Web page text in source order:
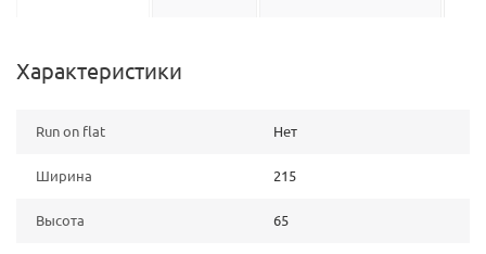
Характеристики
Run on flat Нет
Ширина 215
Высота 65